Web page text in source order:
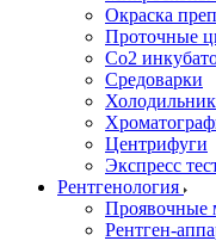
Окраска
Проточные
Со2
Средоварки
Центрифуги
Экспресс
Рентгенология
Рентген-